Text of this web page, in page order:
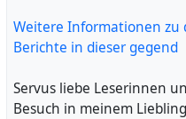
#darstellen#Heidi#
Bewertung von 8/10.
30€ extra buchte, war bei
Sex, geschützt
von mir eine 5/10. Küssen
Weitere Informationen zu
Berichte in dieser gegend
Servus liebe Leserinnen
Besuch in meinem